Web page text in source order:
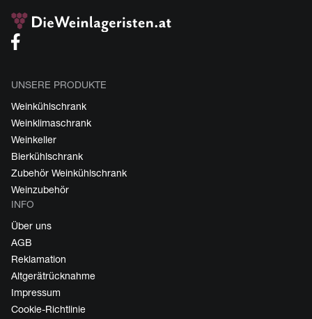
UNSERE PRODUKTE
Weinkühlschrank
Weinklimaschrank
Weinkeller
Bierkühlschrank
Zubehör Weinkühlschrank
Weinzubehör
INFO
Über uns
AGB
Reklamation
Altgerätrücknahme
Impressum
Cookie-Richtlinie